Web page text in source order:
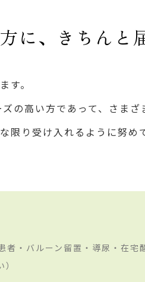
に、きちんと
す。
の高い方であって、さま
り受け入れるように努め
・バルーン留置・導尿・在宅